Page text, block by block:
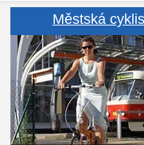
Městská